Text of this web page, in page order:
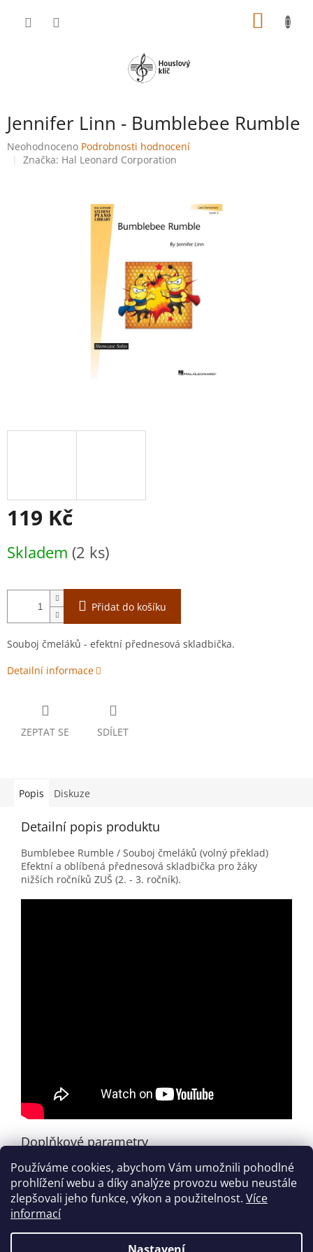
Používáme cookies, abychom Vám umožnili pohodlné
prohlížení webu a díky analýze provozu webu neustále
zlepšovali jeho funkce, výkon a použitelnost. Více
informací
Jennifer Linn - Bumblebee Rumble
Průměrné
hodnocení
Neohodnoceno Podrobnosti hodnocení
Značka: Hal Leonard Corporation
119 Kč
cena:
Skladem (2 ks)
Přidat do košíku
Souboj čmeláků - efektní přednesová skladbička.
Detailní informace
ZEPTAT SE SDÍLET
Popis Diskuze
Detailní popis produktu
Bumblebee Rumble / Souboj čmeláků (volný překlad)
Efektní a oblíbená přednesová skladbička pro žáky
nižších ročníků ZUŠ (2. - 3. ročník).
Doplňkové parametry
Kategorie: Zahraniční tituly
EAN: 888680020583